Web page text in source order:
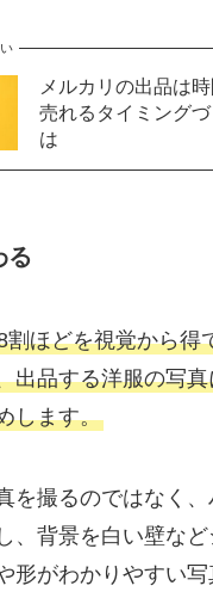
メルカリの出品は時
売れるタイミング
は
る
割ほどを視覚から得
出品する洋服の写
します。
を撮るのではなく
、背景を白い壁な
形がわかりやすい写